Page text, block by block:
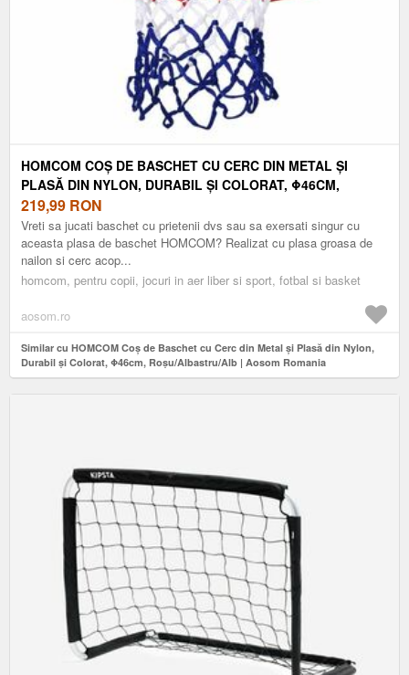
HOMCOM COȘ DE BASCHET CU CERC DIN METAL ȘI
PLASĂ DIN NYLON, DURABIL ȘI COLORAT, Φ46CM,
ROȘU/ALBASTRU/ALB | AOSOM ROMANIA
219,99 RON
Vreti sa jucati baschet cu prietenii dvs sau sa exersati singur cu
aceasta plasa de baschet HOMCOM? Realizat cu plasa groasa de
nailon si cerc acop...
homcom, pentru copii, jocuri in aer liber si sport, fotbal si basket
aosom.ro
Similar cu HOMCOM Coș de Baschet cu Cerc din Metal și Plasă din Nylon,
Durabil și Colorat, Φ46cm, Roșu/Albastru/Alb | Aosom Romania